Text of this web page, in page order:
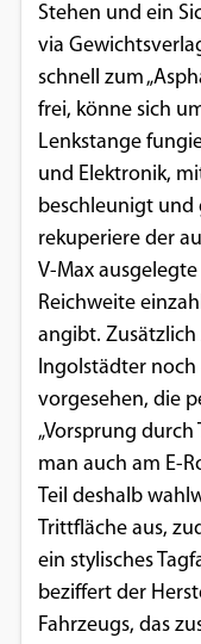
Stehen und ein
via
schnell zum
frei, könne sich
Lenkstange
und Elektronik,
beschleunigt und
rekuperiere der
V-Max
Reichweite
angibt.
Ingolstädter noch
vorgesehen, die
„Vorsprung durch
man auch am E-
Teil deshalb
Trittfläche aus,
ein stylisches
beziffert der
Fahrzeugs, das
Anbieter:
Google